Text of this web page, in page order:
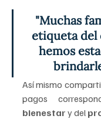
"Muchas
etiqueta del
hemos
Así mismo
pagos
bienestar y del